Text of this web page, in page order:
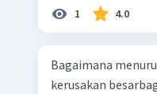
1 4.0
Bagaimana
kerusakan